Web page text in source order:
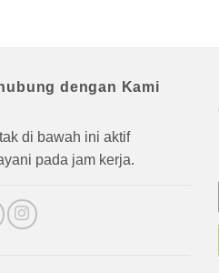
dengan Kami
di bawah ini aktif
pada jam kerja.